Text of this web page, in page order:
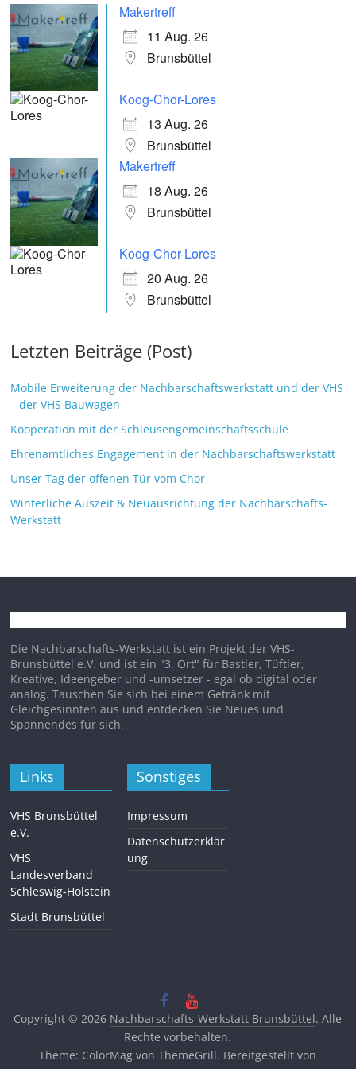
Makertreff
11 Aug. 26
Brunsbüttel
Koog-Chor-Lores
13 Aug. 26
Brunsbüttel
Makertreff
18 Aug. 26
Brunsbüttel
Koog-Chor-Lores
20 Aug. 26
Brunsbüttel
Letzten Beiträge (Post)
Mobile Erweiterung der Nachbarschaftswerkstatt und der VHS
– der VHS Bauwagen
Kooperation mit der Schleusengemeinschaftsschule
Ehrenamtliches Engagement in der Nachbarschaftswerkstatt
Unser Tag der offenen Tür vom Chor
Winterliche Auszeit & Neuausrichtung der Nachbarschafts-
Werkstatt
Die Nachbarschafts-Werkstatt ist ein Projekt der VHS-
Brunsbüttel e.V. und ist ein "3. Ort" für Bastler, Tüftler,
Kreative, Ideengeber und -umsetzer - egal ob digital oder
analog. Tauschen Sie sich bei einem Getränk mit
Gleichgesinnten aus und entdecken Sie Neues und
Spannendes für sich.
Links
VHS Brunsbüttel
e.V.
VHS
Landesverband
Schleswig-Holstein
Stadt Brunsbüttel
Sonstiges
Impressum
Datenschutzerklär
ung
Copyright © 2026 Nachbarschafts-Werkstatt Brunsbüttel. Alle
Rechte vorbehalten.
Theme: ColorMag von ThemeGrill. Bereitgestellt von